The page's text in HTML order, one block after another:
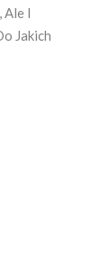
Ale I
Jakich